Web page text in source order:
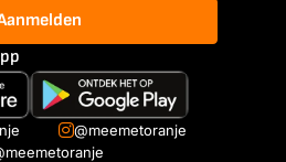
@meemetoranje